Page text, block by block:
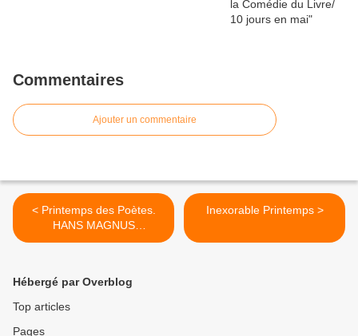
Commentaires
Ajouter un commentaire
< Printemps des Poètes.
HANS MAGNUS
ENZENSBERGER
Inexorable Printemps >
Hébergé par Overblog
Top articles
Pages